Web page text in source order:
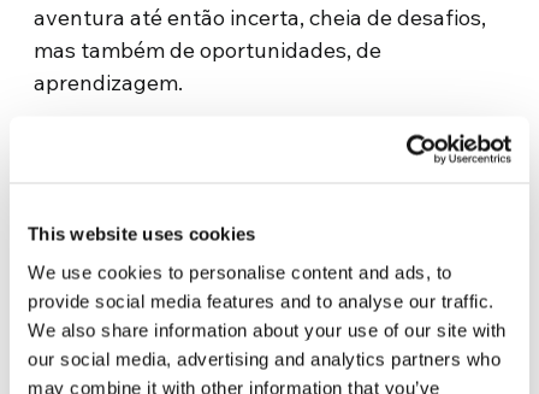
This website uses cookies
We use cookies to personalise content and ads, to
provide social media features and to analyse our traffic.
We also share information about your use of our site with
our social media, advertising and analytics partners who
may combine it with other information that you’ve
aventura até então incerta, cheia de desafios,
mas também de oportunidades, de
aprendizagem.
Seu primeiro encontro com o país africano
ocorreu durante um giro por Nairóbi, em que
consequências da desigualdade. Embora o
Brasil também passe por problemas
semelhantes, o que Isabele vê durante essa
primeira volta pela cidade, permite que ela
entenda como a lacuna econômica influencia a